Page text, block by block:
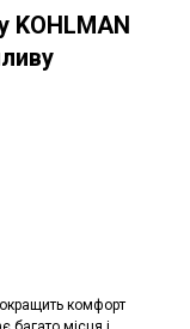
KOHLMAN
комфорт